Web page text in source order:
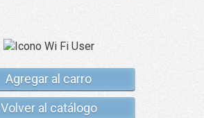
Agregar al carro
Volver al catálogo